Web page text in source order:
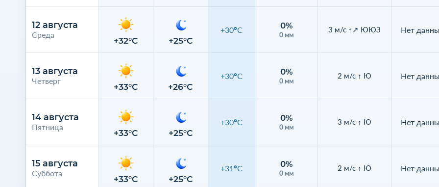
12 августа
Среда
13 августа
Четверг
14 августа
Пятница
15 августа
Суббота
+32°C +25°C
+30°C 0%
0 мм
3 м/с ↑↗ ЮЮЗ Нет
+33°C +26°C
+30°C 0%
0 мм
2 м/с ↑ Ю Нет
+33°C +25°C
+30°C 0%
0 мм
3 м/с ↑ Ю Нет
+33°C +25°C
+31°C 0%
0 мм
2 м/с ↑ Ю Нет